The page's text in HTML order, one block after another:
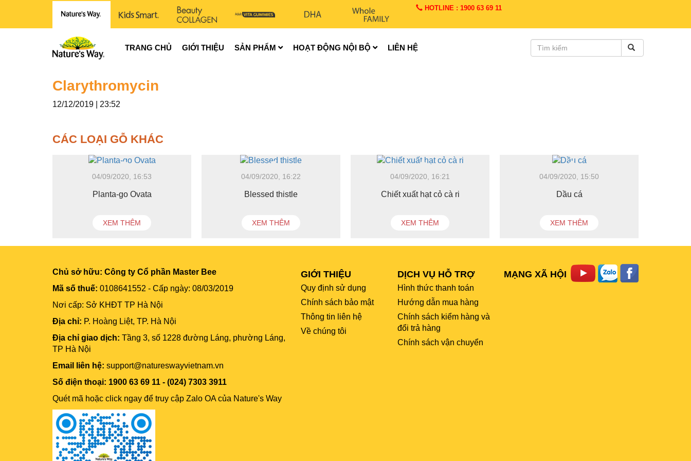
HOTLINE : 1900 63 69 11
TRANG CHỦ GIỚI THIỆU SẢN PHẨM HOẠT ĐỘNG NỘI BỘ LIÊN HỆ
Clarythromycin
12/12/2019 | 23:52
CÁC LOẠI GỖ KHÁC
04/09/2020, 16:53
Planta-go Ovata
XEM THÊM
04/09/2020, 16:22
Blessed thistle
XEM THÊM
04/09/2020, 16:21
Chiết xuất hạt cỏ cà ri
XEM THÊM
04/09/2020, 15:50
Dầu cá
XEM THÊM
Chủ sở hữu: Công ty Cổ phần Master Bee
Mã số thuế: 0108641552 - Cấp ngày: 08/03/2019
Nơi cấp: Sở KHĐT TP Hà Nội
Địa chỉ: P. Hoàng Liệt, TP. Hà Nội
Địa chỉ giao dịch: Tầng 3, số 1228 đường Láng, phường Láng,
TP Hà Nội
Email liên hệ: support@natureswayvietnam.vn
Số điện thoại: 1900 63 69 11 - (024) 7303 3911
Quét mã hoặc click ngay để truy cập Zalo OA của Nature's Way
GIỚI THIỆU
Quy định sử dụng
Chính sách bảo mật
Thông tin liên hệ
Về chúng tôi
DỊCH VỤ HỖ TRỢ
Hình thức thanh toán
Hướng dẫn mua hàng
Chính sách kiểm hàng và
đổi trả hàng
Chính sách vận chuyển
MẠNG XÃ HỘI